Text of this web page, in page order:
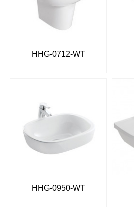
HHG-0712-WT
HHG-0950-WT